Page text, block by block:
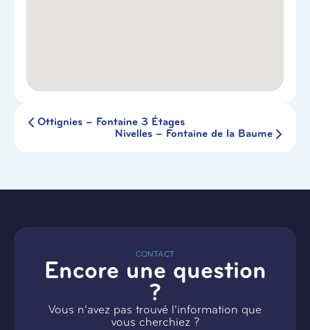
Ottignies – Fontaine 3 Étages
Nivelles – Fontaine de la Baume
CONTACT
Encore une question
?
Vous n’avez pas trouvé l’information que
vous cherchiez ?